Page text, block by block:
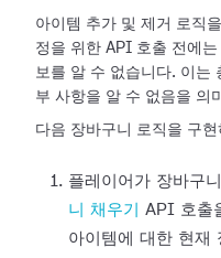
아이템 추가 및 제거 로직
정을 위한 API 호출 전에
보를 알 수 없습니다. 이는
부 사항을 알 수 없음을 의
다음 장바구니 로직을 구현
플레이어가 장바구
니 채우기
API 호출
아이템에 대한 현재